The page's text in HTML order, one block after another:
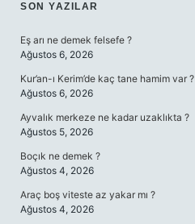
SIDEBAR
SON YAZILAR
Eş arı ne demek felsefe ?
Ağustos 6, 2026
Kur’an-ı Kerim’de kaç tane hamim var ?
Ağustos 6, 2026
Ayvalık merkeze ne kadar uzaklıkta ?
Ağustos 5, 2026
Boçık ne demek ?
Ağustos 4, 2026
Araç boş viteste az yakar mı ?
Ağustos 4, 2026